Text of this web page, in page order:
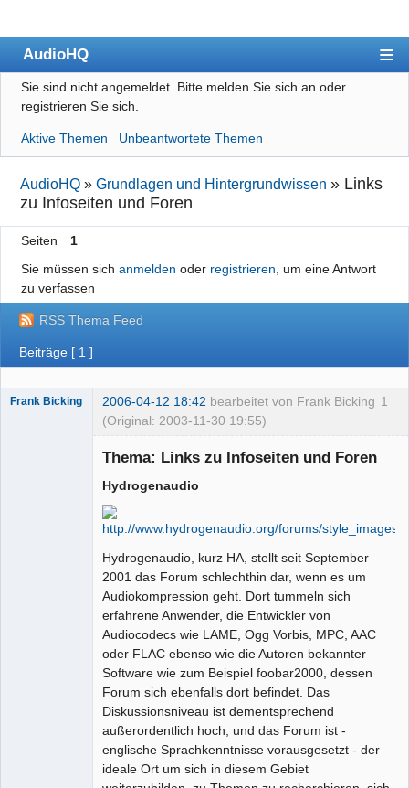
AudioHQ
Übersicht
Forenrichtlinien
Suche
Registrieren
Impressum
Datenschutz
Sie sind nicht angemeldet. Bitte melden Sie sich an oder
registrieren Sie sich.
Aktive Themen Unbeantwortete Themen
AudioHQ »Grundlagen und Hintergrundwissen » Links
zu Infoseiten und Foren
Seiten
1
Sie müssen sich anmelden oder registrieren , um eine Antwort
zu verfassen
RSS Thema Feed
Beiträge [ 1 ]
1
Frank Bicking 2006-04-12 18:42 bearbeitet von Frank Bicking
(Original: 2003-11-30 19:55)
Thema: Links zu Infoseiten und Foren
Hydrogenaudio
Hydrogenaudio, kurz HA, stellt seit September
2001 das Forum schlechthin dar, wenn es um
Audiokompression geht. Dort tummeln sich
erfahrene Anwender, die Entwickler von
Audiocodecs wie LAME, Ogg Vorbis, MPC, AAC
oder FLAC ebenso wie die Autoren bekannter
Software wie zum Beispiel foobar2000, dessen
Forum sich ebenfalls dort befindet. Das
Diskussionsniveau ist dementsprechend
außerordentlich hoch, und das Forum ist -
englische Sprachkenntnisse vorausgesetzt - der
ideale Ort um sich in diesem Gebiet